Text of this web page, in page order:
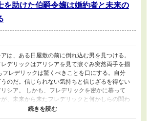
を助けた伯爵令嬢は婚約者と未来の
は、ある日屋敷の前に倒れ込む男を見つける。
デリックはアリシアを見て涙ぐみ突然両手を掴
フレデリックは驚くべきことを口にする。自分
のだ。信じられない気持ちと信じざるを得ない
シア。 しかも、フレデリックを密かに慕って
、未来から来たフレデリックと何かしらの関わ
。 婚約者として現れた現在のフレデリックと
リックは、次第にアリシアを巡ってライバル関